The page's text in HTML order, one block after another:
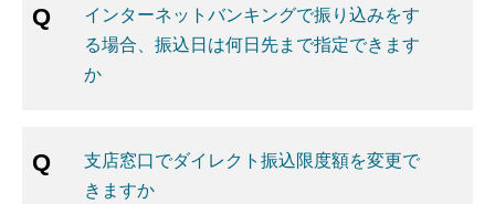
インターネットバンキングで振り込みをす
る場合、振込日は何日先まで指定できます
か
支店窓口でダイレクト振込限度額を変更で
きますか